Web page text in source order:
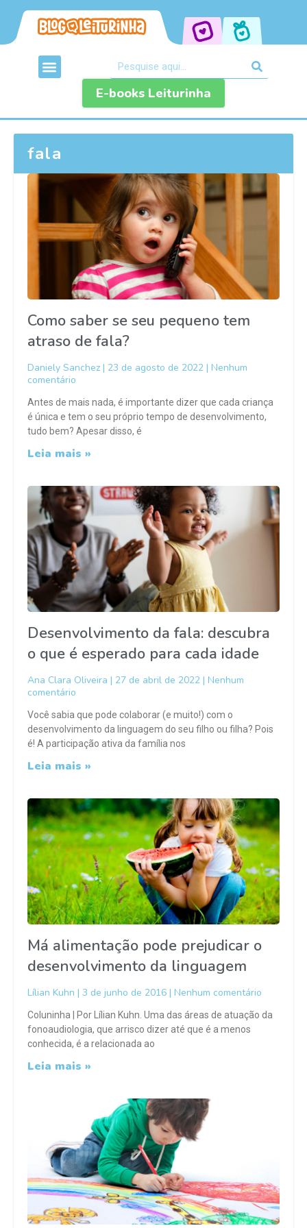
E-books Leiturinha
fala
Como saber se seu pequeno tem
atraso de fala?
Daniely Sanchez 23 de agosto de 2022
Nenhum
comentário
Antes de mais nada, é importante dizer que cada criança
é única e tem o seu próprio tempo de desenvolvimento,
tudo bem? Apesar disso, é
Leia mais »
Desenvolvimento da fala: descubra
o que é esperado para cada idade
Ana Clara Oliveira 27 de abril de 2022
Nenhum
comentário
Você sabia que pode colaborar (e muito!) com o
desenvolvimento da linguagem do seu filho ou filha? Pois
é! A participação ativa da família nos
Leia mais »
Má alimentação pode prejudicar o
desenvolvimento da linguagem
Lílian Kuhn 3 de junho de 2016 Nenhum comentário
Coluninha | Por Lílian Kuhn. Uma das áreas de atuação da
fonoaudiologia, que arrisco dizer até que é a menos
conhecida, é a relacionada ao
Leia mais »